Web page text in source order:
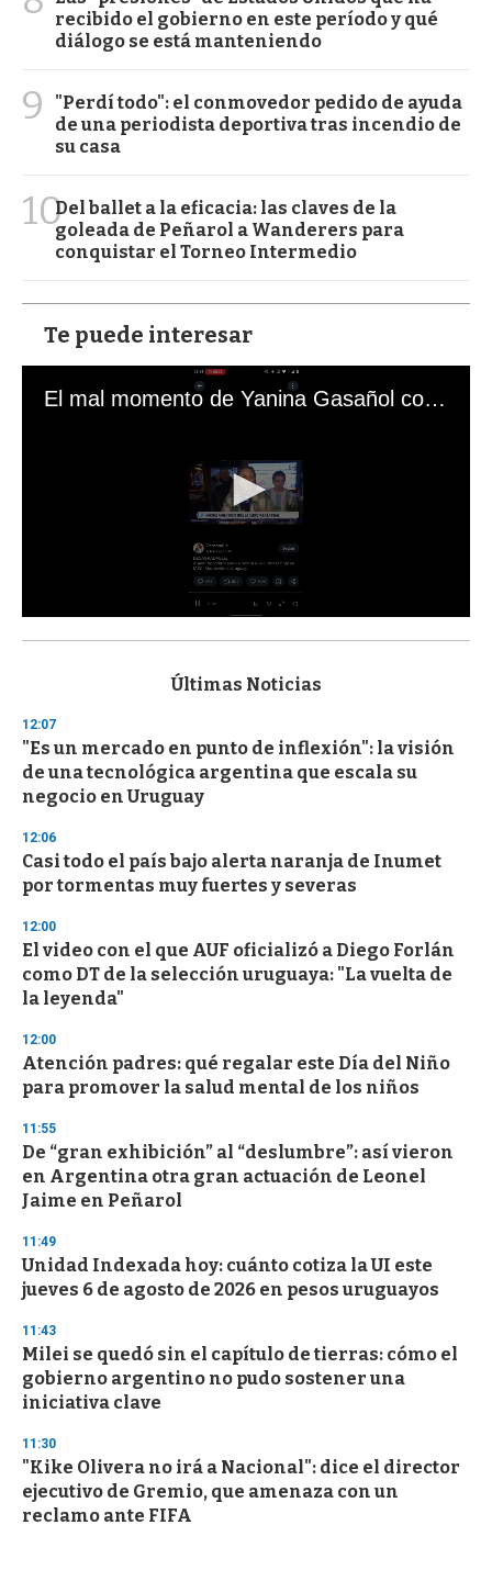
recibido el gobierno en este período y qué
diálogo se está manteniendo
9
"Perdí todo": el conmovedor pedido de ayuda
de una periodista deportiva tras incendio de
su casa
10Del ballet a la eficacia: las claves de la
goleada de Peñarol a Wanderers para
conquistar el Torneo Intermedio
Te puede interesar
El mal momento de Yanina Gasañol con un hincha argentino en "Subrayado"
s
d
s
o
f
3
s
e
c
o
d
s
Últimas Noticias
12:07
"Es un mercado en punto de inflexión": la visión
de una tecnológica argentina que escala su
negocio en Uruguay
12:06
Casi todo el país bajo alerta naranja de Inumet
por tormentas muy fuertes y severas
12:00
El video con el que AUF oficializó a Diego Forlán
como DT de la selección uruguaya: "La vuelta de
la leyenda"
12:00
Atención padres: qué regalar este Día del Niño
para promover la salud mental de los niños
11:55
De “gran exhibición” al “deslumbre”: así vieron
en Argentina otra gran actuación de Leonel
Jaime en Peñarol
11:49
Unidad Indexada hoy: cuánto cotiza la UI este
jueves 6 de agosto de 2026 en pesos uruguayos
11:43
Milei se quedó sin el capítulo de tierras: cómo el
gobierno argentino no pudo sostener una
iniciativa clave
11:30
"Kike Olivera no irá a Nacional": dice el director
ejecutivo de Gremio, que amenaza con un
reclamo ante FIFA